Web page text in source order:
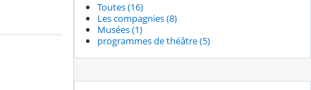
Toutes (16)
Les compagnies (8)
Musées (1)
programmes de théâtre (5)